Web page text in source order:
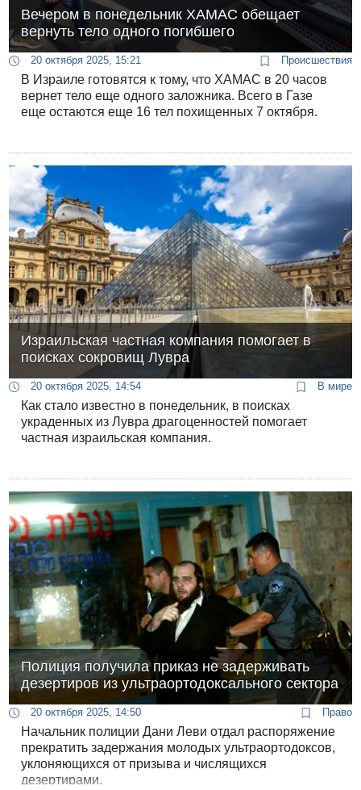
Вечером в понедельник ХАМАC обещает
вернуть тело одного погибшего
20 октября 2025, 15:21 Происшествия
В Израиле готовятся к тому, что ХАМАС в 20 часов
вернет тело еще одного заложника. Всего в Газе
еще остаются еще 16 тел похищенных 7 октября.
Израильская частная компания помогает в
поисках сокровищ Лувра
20 октября 2025, 14:54 В мире
Как стало известно в понедельник, в поисках
украденных из Лувра драгоценностей помогает
частная израильская компания.
Полиция получила приказ не задерживать
дезертиров из ультраортодоксального сектора
20 октября 2025, 14:50 Право
Начальник полиции Дани Леви отдал распоряжение
прекратить задержания молодых ультраортодоксов,
уклоняющихся от призыва и числящихся
дезертирами.